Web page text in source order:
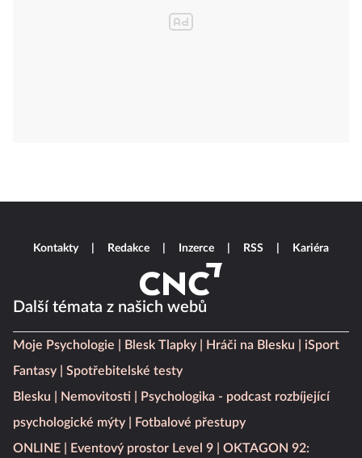
Další témata z našich webů
Moje Psychologie Blesk Tlapky Hráči na Blesku
iSport
Fantasy
Spotřebitelské testy
Blesku
Nemovitosti
Psychologika - podcast rozbíjející
psychologické mýty
Fotbalové přestupy
ONLINE
Eventový prostor Level 9
OKTAGON 92:
Kontakty Redakce Inzerce RSS Kariéra